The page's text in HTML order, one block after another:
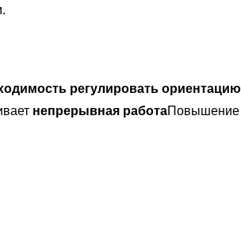
регулировать ориентацию
непрерывная работаПовышение